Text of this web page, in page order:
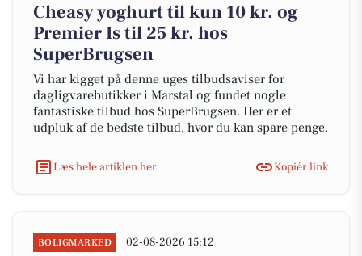
Cheasy yoghurt til kun 10 kr. og
Premier Is til 25 kr. hos
SuperBrugsen
Vi har kigget på denne uges tilbudsaviser for
dagligvarebutikker i Marstal og fundet nogle
fantastiske tilbud hos SuperBrugsen. Her er et
udpluk af de bedste tilbud, hvor du kan spare penge.
Læs hele artiklen her Kopiér link
BOLIGMARKED 02-08-2026 15:12